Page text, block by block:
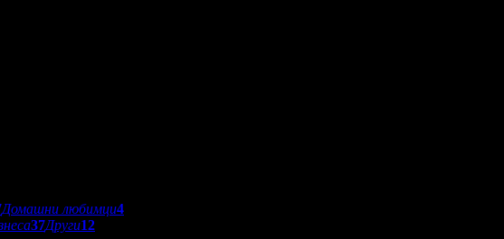
Домашни любимци4
37Други12